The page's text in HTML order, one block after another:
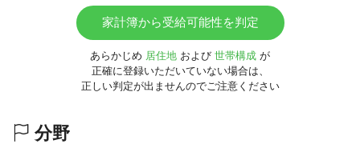
家計簿から受給可能性を判定
あらかじめ 居住地 および 世帯構成 が
正確に登録いただいていない場合は、
正しい判定が出ませんのでご注意ください
分野